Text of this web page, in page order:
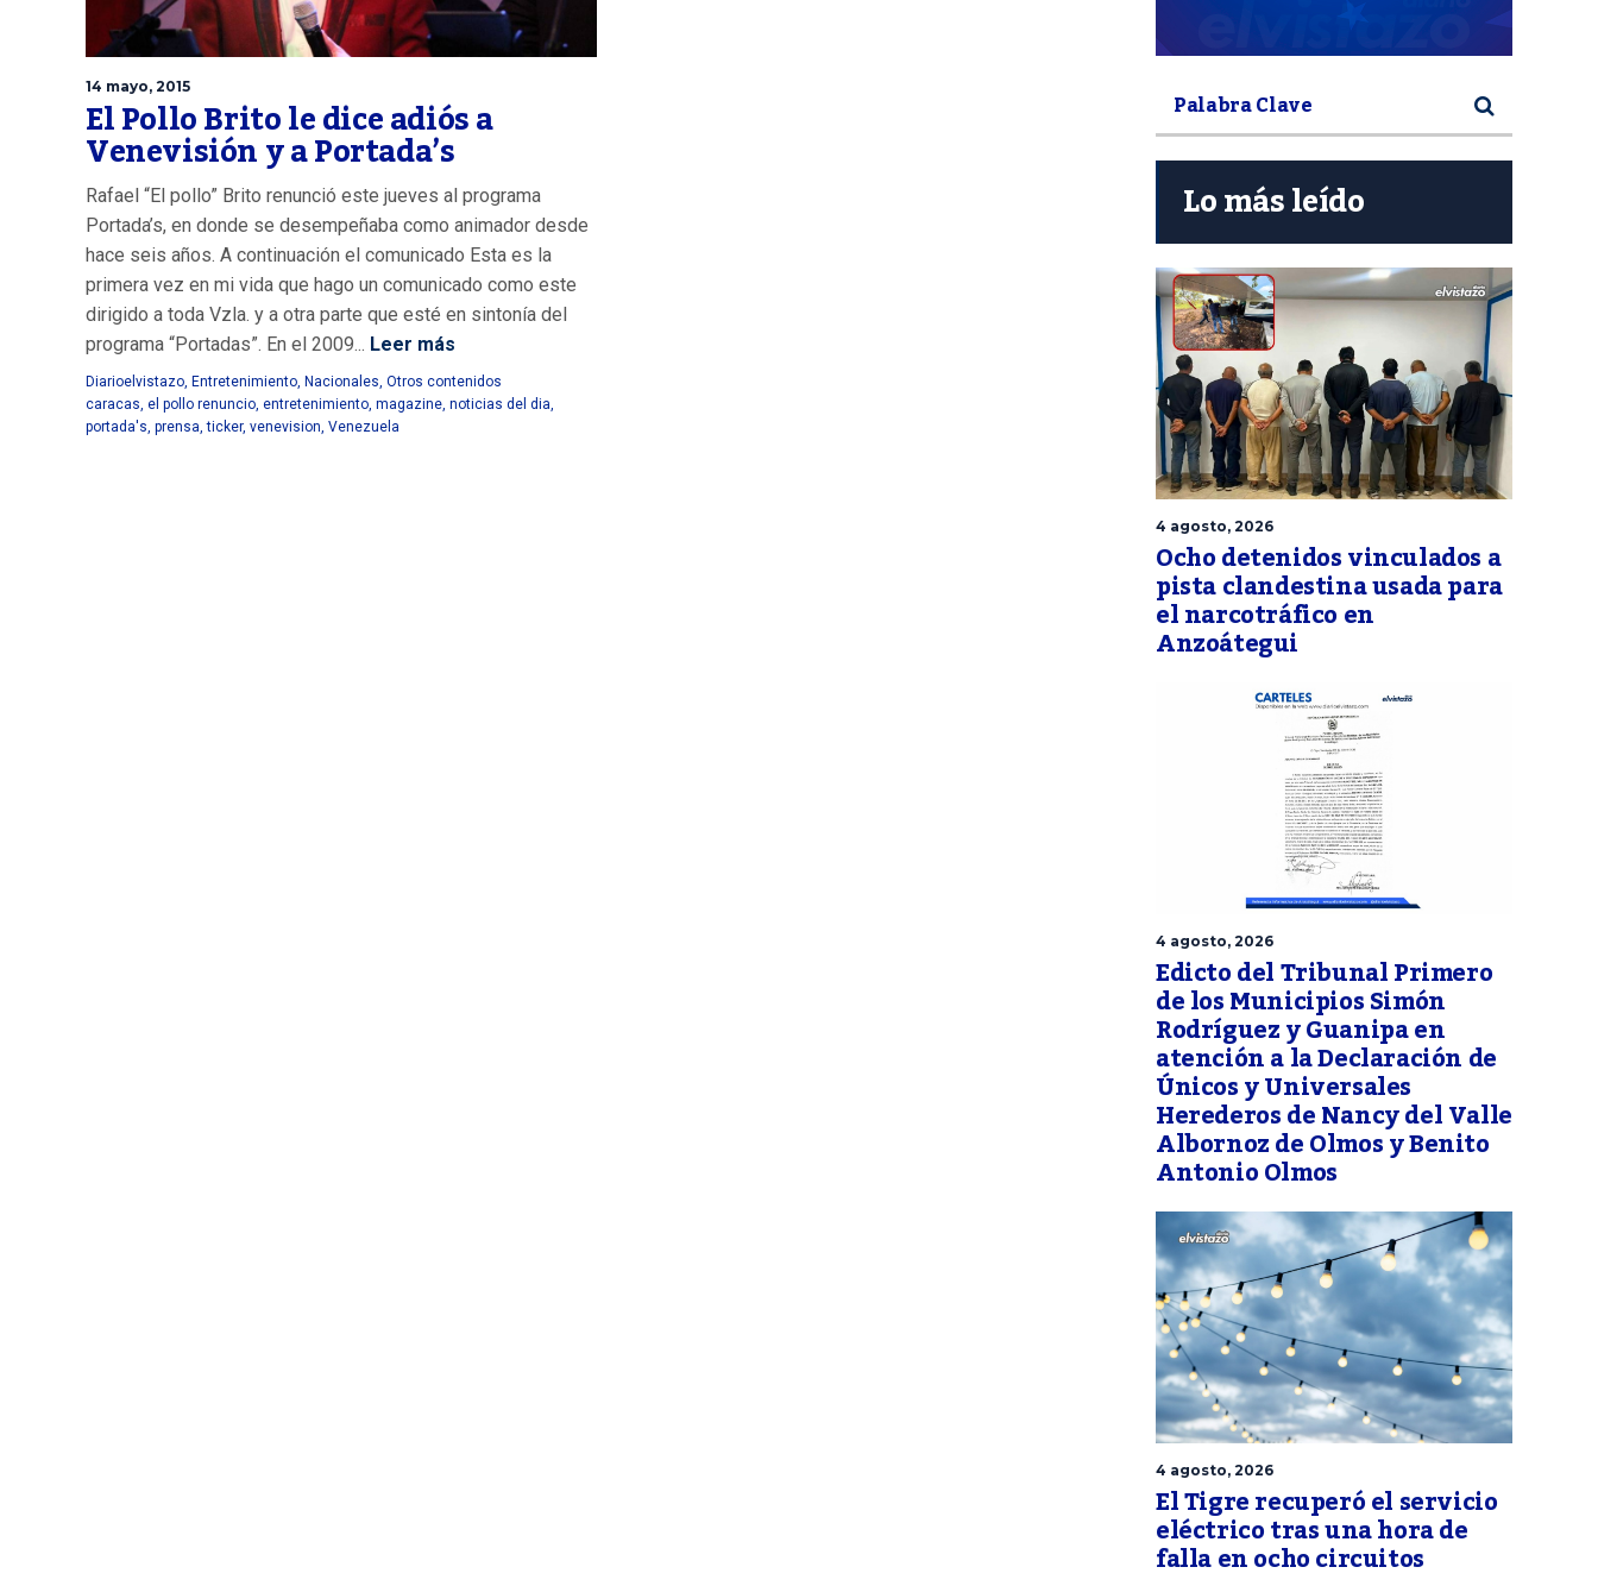
14 mayo, 2015
El Pollo Brito le dice adiós a
Venevisión y a Portada’s
Rafael “El pollo” Brito renunció este jueves al programa
Portada’s, en donde se desempeñaba como animador desde
hace seis años. A continuación el comunicado Esta es la
primera vez en mi vida que hago un comunicado como este
dirigido a toda Vzla. y a otra parte que esté en sintonía del
programa “Portadas”. En el 2009... Leer más
Diarioelvistazo, Entretenimiento, Nacionales, Otros contenidos
caracas, el pollo renuncio, entretenimiento, magazine, noticias del dia,
portada's, prensa,ticker, venevision, Venezuela
Lo más leído
4 agosto, 2026
Ocho detenidos vinculados a
pista clandestina usada para
el narcotráfico en
Anzoátegui
4 agosto, 2026
Edicto del Tribunal Primero
de los Municipios Simón
Rodríguez y Guanipa en
atención a la Declaración de
Únicos y Universales
Herederos de Nancy del Valle
Albornoz de Olmos y Benito
Antonio Olmos
4 agosto, 2026
El Tigre recuperó el servicio
eléctrico tras una hora de
falla en ocho circuitos